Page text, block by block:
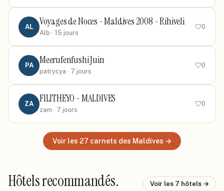
AL Voyages de Noces - Maldives 2008 - Rihiveli
Alb · 15 jours
0
PA Meerufenfushi Juin
patrycya · 7 jours
0
ZA FILITHEYO - MALDIVES
zam · 7 jours
0
Voir les 27 carnets des Maldives →
Hôtels recommandés. Voir les 7 hôtels →